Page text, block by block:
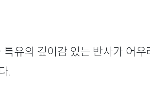
유의 깊이감 있는 반사가 어우
.